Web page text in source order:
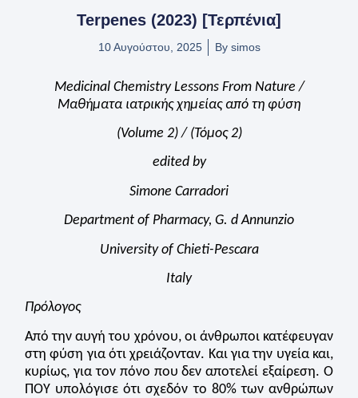
Terpenes (2023) [Τερπένια]
10 Αυγούστου, 2025 Bysimos
Medicinal Chemistry Lessons From Nature /
Μαθήματα ιατρικής χημείας από τη φύση
(Volume 2) / (Τόμος 2)
edited by
Simone Carradori
Department of Pharmacy, G. d Annunzio
University of Chieti-Pescara
Italy
Πρόλογος
Από την αυγή του χρόνου, οι άνθρωποι κατέφευγαν
στη φύση για ότι χρειάζονταν. Και για την υγεία και,
κυρίως, για τον πόνο που δεν αποτελεί εξαίρεση. Ο
ΠΟΥ υπολόγισε ότι σχεδόν το 80% των ανθρώπων